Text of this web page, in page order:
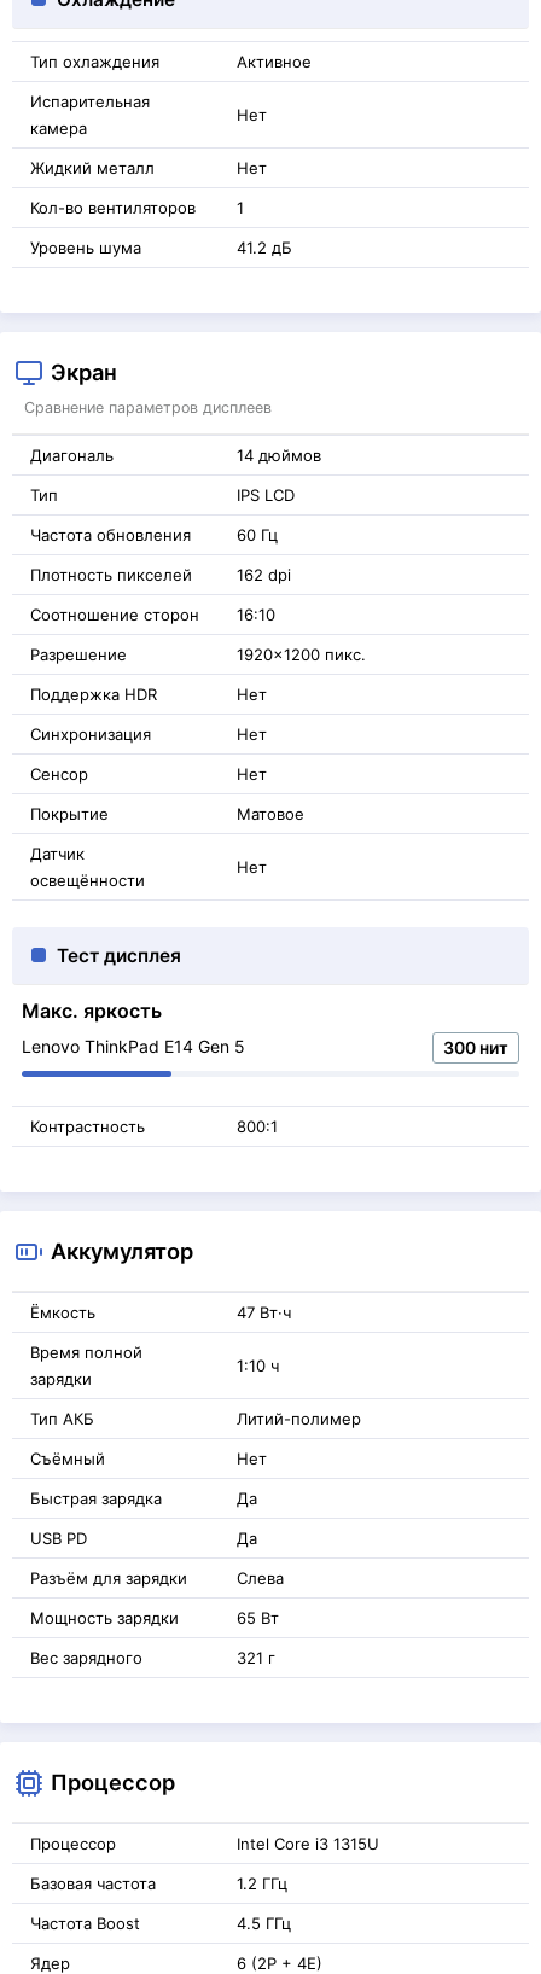
Тип охлаждения Активное
Испарительная
камера
Нет
Жидкий металл Нет
Кол-во вентиляторов 1
Уровень шума 41.2 дБ
Экран
Сравнение параметров дисплеев
Диагональ 14 дюймов
Тип IPS LCD
Частота обновления 60 Гц
Плотность пикселей 162 dpi
Соотношение сторон 16:10
Разрешение 1920x1200 пикс.
Поддержка HDR Нет
Синхронизация Нет
Сенсор Нет
Покрытие Матовое
Датчик
освещённости
Нет
Тест дисплея
Макс. яркость
Lenovo ThinkPad E14 Gen 5 300 нит
Контрастность 800:1
Аккумулятор
Ёмкость 47 Вт·ч
Время полной
зарядки
1:10 ч
Тип АКБ Литий-полимер
Съёмный Нет
Быстрая зарядка Да
USB PD Да
Разъём для зарядки Слева
Мощность зарядки 65 Вт
Вес зарядного 321 г
Процессор
Процессор Intel Core i3 1315U
Базовая частота 1.2 ГГц
Частота Boost 4.5 ГГц
Ядер 6 (2P + 4E)